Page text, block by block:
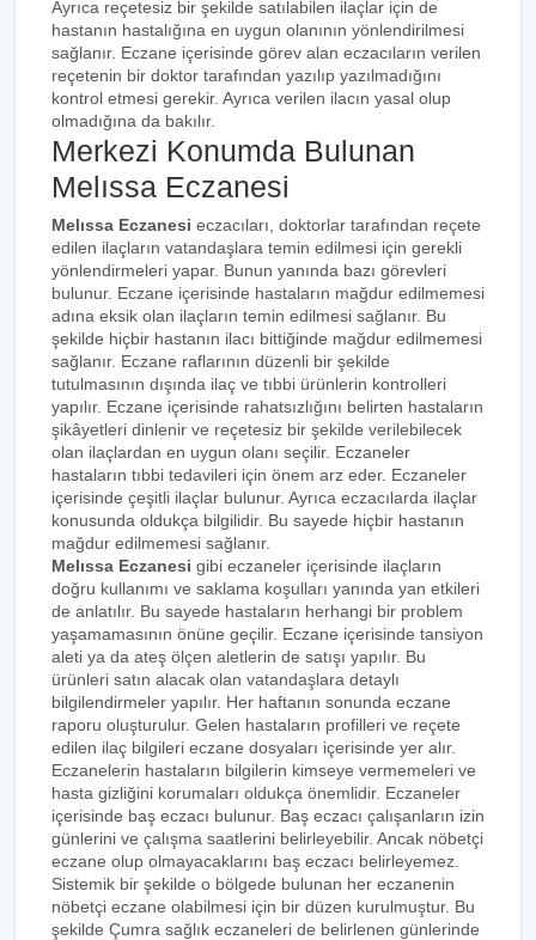
Ayrıca reçetesiz bir şekilde satılabilen ilaçlar için de
hastanın hastalığına en uygun olanının yönlendirilmesi
sağlanır. Eczane içerisinde görev alan eczacıların verilen
reçetenin bir doktor tarafından yazılıp yazılmadığını
kontrol etmesi gerekir. Ayrıca verilen ilacın yasal olup
olmadığına da bakılır.
Merkezi Konumda Bulunan
Melıssa Eczanesi
Melıssa Eczanesi eczacıları, doktorlar tarafından reçete
edilen ilaçların vatandaşlara temin edilmesi için gerekli
yönlendirmeleri yapar. Bunun yanında bazı görevleri
bulunur. Eczane içerisinde hastaların mağdur edilmemesi
adına eksik olan ilaçların temin edilmesi sağlanır. Bu
şekilde hiçbir hastanın ilacı bittiğinde mağdur edilmemesi
sağlanır. Eczane raflarının düzenli bir şekilde
tutulmasının dışında ilaç ve tıbbi ürünlerin kontrolleri
yapılır. Eczane içerisinde rahatsızlığını belirten hastaların
şikâyetleri dinlenir ve reçetesiz bir şekilde verilebilecek
olan ilaçlardan en uygun olanı seçilir. Eczaneler
hastaların tıbbi tedavileri için önem arz eder. Eczaneler
içerisinde çeşitli ilaçlar bulunur. Ayrıca eczacılarda ilaçlar
konusunda oldukça bilgilidir. Bu sayede hiçbir hastanın
mağdur edilmemesi sağlanır.
Melıssa Eczanesi gibi eczaneler içerisinde ilaçların
doğru kullanımı ve saklama koşulları yanında yan etkileri
de anlatılır. Bu sayede hastaların herhangi bir problem
yaşamamasının önüne geçilir. Eczane içerisinde tansiyon
aleti ya da ateş ölçen aletlerin de satışı yapılır. Bu
ürünleri satın alacak olan vatandaşlara detaylı
bilgilendirmeler yapılır. Her haftanın sonunda eczane
raporu oluşturulur. Gelen hastaların profilleri ve reçete
edilen ilaç bilgileri eczane dosyaları içerisinde yer alır.
Eczanelerin hastaların bilgilerin kimseye vermemeleri ve
hasta gizliğini korumaları oldukça önemlidir. Eczaneler
içerisinde baş eczacı bulunur. Baş eczacı çalışanların izin
günlerini ve çalışma saatlerini belirleyebilir. Ancak nöbetçi
eczane olup olmayacaklarını baş eczacı belirleyemez.
Sistemik bir şekilde o bölgede bulunan her eczanenin
nöbetçi eczane olabilmesi için bir düzen kurulmuştur. Bu
şekilde Çumra sağlık eczaneleri de belirlenen günlerinde